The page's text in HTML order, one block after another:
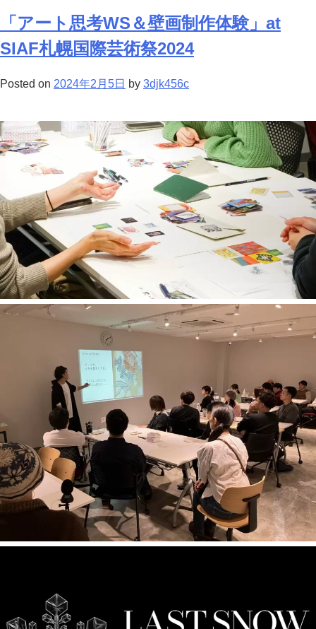
「アート思考WS＆壁画制作体験」at
SIAF札幌国際芸術祭2024
Posted on 2024年2月5日 by 3djk456c